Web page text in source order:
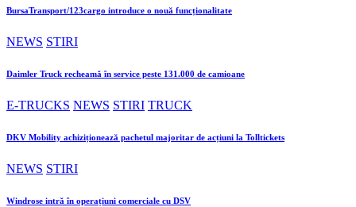
BursaTransport/123cargo introduce o nouă funcționalitate
NEWS STIRI
Daimler Truck recheamă în service peste 131.000 de camioane
E-TRUCKS NEWS STIRI TRUCK
DKV Mobility achiziționează pachetul majoritar de acțiuni la Tolltickets
NEWS STIRI
Windrose intră în operațiuni comerciale cu DSV